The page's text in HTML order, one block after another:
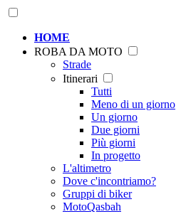
HOME
ROBA DA MOTO
Strade
Itinerari
Tutti
Meno di un giorno
Un giorno
Due giorni
Più giorni
In progetto
L'altimetro
Dove c'incontriamo?
Gruppi di biker
MotoQasbah